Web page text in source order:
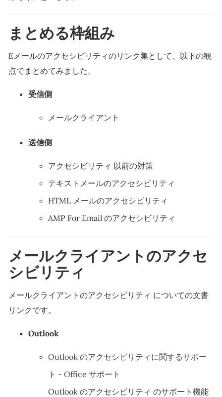
まとめる枠組み
Eメールのアクセシビリティのリンク集として、以下の観
点でまとめてみました。
受信側
メールクライアント
送信側
アクセシビリティ 以前の対策
テキストメールのアクセシビリティ
HTML メールのアクセシビリティ
AMP For Email のアクセシビリティ
メールクライアントのアクセ
シビリティ
メールクライアントのアクセシビリティ についての文書
リンクです。
Outlook
Outlook のアクセシビリティに関するサポー
ト - Office サポート
Outlook のアクセシビリティ のサポート機能